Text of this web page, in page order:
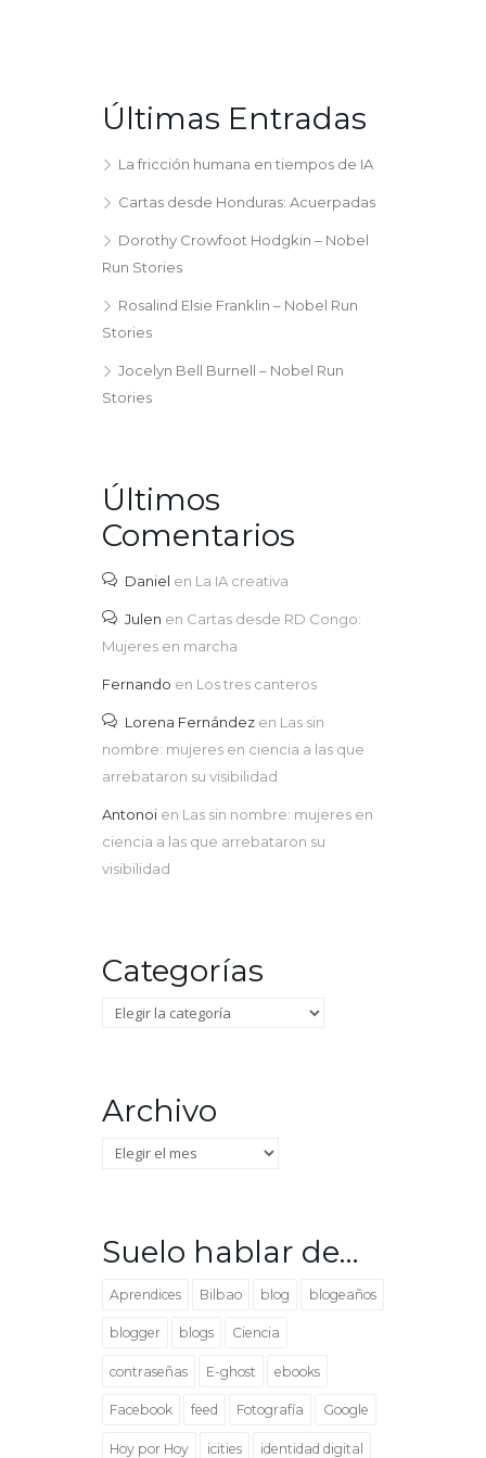
Últimas Entradas
La fricción humana en tiempos de IA
Cartas desde Honduras: Acuerpadas
Dorothy Crowfoot Hodgkin – Nobel
Run Stories
Rosalind Elsie Franklin – Nobel Run
Stories
Jocelyn Bell Burnell – Nobel Run
Stories
Últimos
Comentarios
Daniel en La IA creativa
Julen en Cartas desde RD Congo:
Mujeres en marcha
Fernando en Los tres canteros
Lorena Fernández en Las sin
nombre: mujeres en ciencia a las que
arrebataron su visibilidad
Antonoi en Las sin nombre: mujeres en
ciencia a las que arrebataron su
visibilidad
Categorías
Categorías
Archivo
Archivo
Suelo hablar de…
Aprendices Bilbao blog blogeaños
blogger blogs Ciencia
contraseñas E-ghost ebooks
Facebook feed Fotografía Google
Hoy por Hoy icities identidad digital